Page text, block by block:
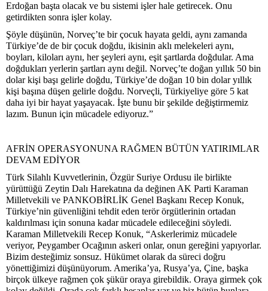
Erdoğan başta olacak ve bu sistemi işler hale getirecek. Onu
getirdikten sonra işler kolay.
Şöyle düşünün, Norveç’te bir çocuk hayata geldi, aynı zamanda
Türkiye’de de bir çocuk doğdu, ikisinin aklı melekeleri aynı,
boyları, kiloları aynı, her şeyleri aynı, eşit şartlarda doğdular. Ama
doğdukları yerlerin şartları aynı değil. Norveç’te doğan yıllık 50 bin
dolar kişi başı gelirle doğdu, Türkiye’de doğan 10 bin dolar yıllık
kişi başına düşen gelirle doğdu. Norveçli, Türkiyeliye göre 5 kat
daha iyi bir hayat yaşayacak. İşte bunu bir şekilde değiştirmemiz
lazım. Bunun için mücadele ediyoruz.”
AFRİN OPERASYONUNA RAĞMEN BÜTÜN YATIRIMLAR
DEVAM EDİYOR
Türk Silahlı Kuvvetlerinin, Özgür Suriye Ordusu ile birlikte
yürüttüğü Zeytin Dalı Harekatına da değinen AK Parti Karaman
Milletvekili ve PANKOBİRLİK Genel Başkanı Recep Konuk,
Türkiye’nin güvenliğini tehdit eden terör örgütlerinin ortadan
kaldırılması için sonuna kadar mücadele edileceğini söyledi.
Karaman Milletvekili Recep Konuk, “Askerlerimiz mücadele
veriyor, Peygamber Ocağının askeri onlar, onun gereğini yapıyorlar.
Bizim desteğimiz sonsuz. Hükümet olarak da süreci doğru
yönettiğimizi düşünüyorum. Amerika’ya, Rusya’ya, Çine, başka
birçok ülkeye rağmen çok şükür oraya girebildik. Oraya girmek çok